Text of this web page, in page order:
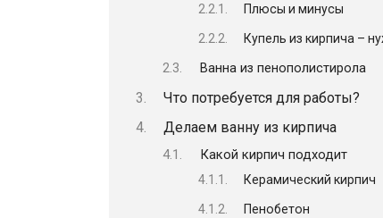
Плюсы и минусы
Купель из кирпича –
Ванна из пенополистирола
Что потребуется для работы?
Делаем ванну из кирпича
Какой кирпич подходит
Керамический кирпич
Пенобетон